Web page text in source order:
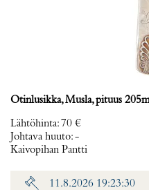
Otinlusikka, Musla, pituus
Lähtöhinta:70 €
Johtava huuto:-
Kaivopihan Pantti
11.8.2026 19:23:30